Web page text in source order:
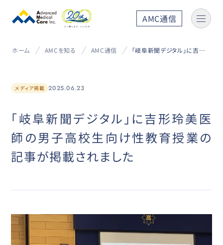
AMC通信
ホーム AMCを知る AMC通信 「岐阜新聞デジタル」に吉形玲美医師の男子高校生向け性教育授業の記事が掲載されました
メディア掲載 2025.06.23
「岐阜新聞デジタル」に吉形玲美医
師の男子高校生向け性教育授業の
記事が掲載されました